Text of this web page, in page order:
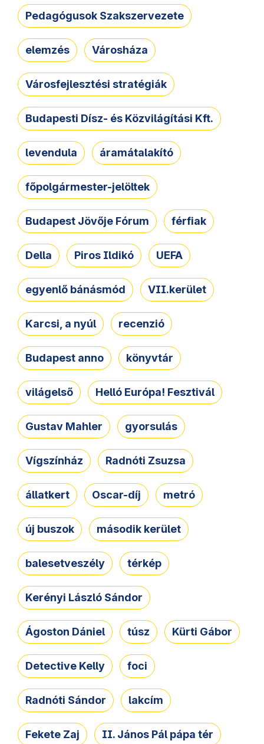
Pedagógusok Szakszervezete
elemzés Városháza
Városfejlesztési stratégiák
Budapesti Dísz- és Közvilágítási Kft.
levendula áramátalakító
főpolgármester-jelöltek
Budapest Jövője Fórum férfiak
Della Piros Ildikó UEFA
egyenlő bánásmód VII.kerület
Karcsi, a nyúl recenzió
Budapest anno könyvtár
világelső Helló Európa! Fesztivál
Gustav Mahler gyorsulás
Vígszínház Radnóti Zsuzsa
állatkert Oscar-díj metró
új buszok második kerület
balesetveszély térkép
Kerényi László Sándor
Ágoston Dániel túsz Kürti Gábor
Detective Kelly foci
Radnóti Sándor lakcím
Fekete Zaj II. János Pál pápa tér